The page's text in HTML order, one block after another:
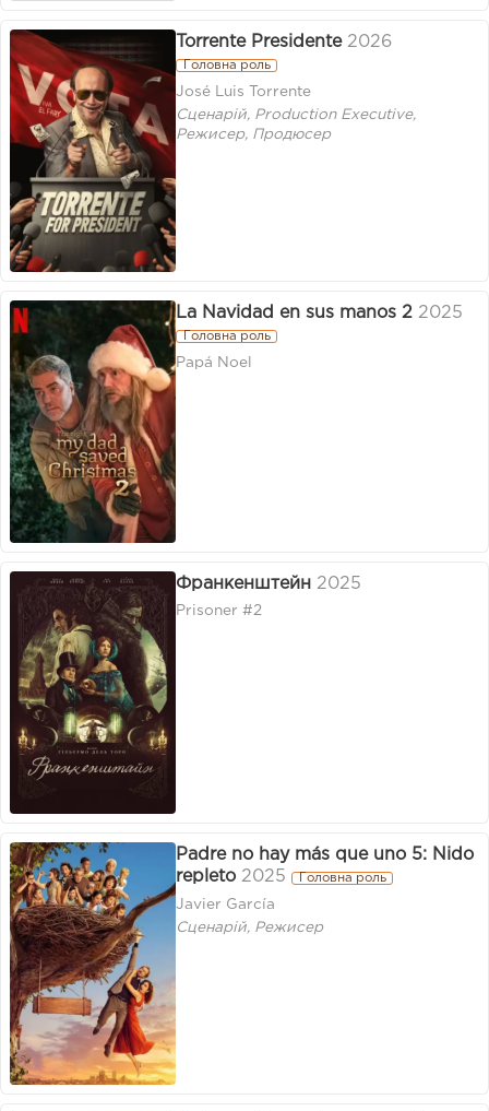
Torrente Presidente 2026
Головна роль
José Luis Torrente
Сценарій, Production Executive,
Режисер, Продюсер
La Navidad en sus manos 2 2025
Головна роль
Papá Noel
Франкенштейн 2025
Prisoner #2
Padre no hay más que uno 5: Nido
repleto 2025 Головна роль
Javier García
Сценарій, Режисер